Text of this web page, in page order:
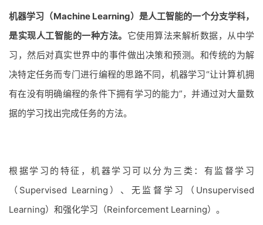
机器学习（Machine Learning）是人工智能的一个分支学科，
是实现人工智能的一种方法。 它使用算法来解析数据，从中学
习，然后对真实世界中的事件做出决策和预测。和传统的为解
决特定任务而专门进行编程的思路不同，机器学习“让计算机拥
有在没有明确编程的条件下拥有学习的能力”，并通过对大量数
据的学习找出完成任务的方法。
根据学习的特征，机器学习可以分为三类：有监督学习
（Supervised Learning）、无监督学习（Unsupervised
Learning）和强化学习（Reinforcement Learning）。